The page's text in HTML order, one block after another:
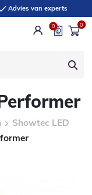
Advies van experts
0 0
Showtec LED